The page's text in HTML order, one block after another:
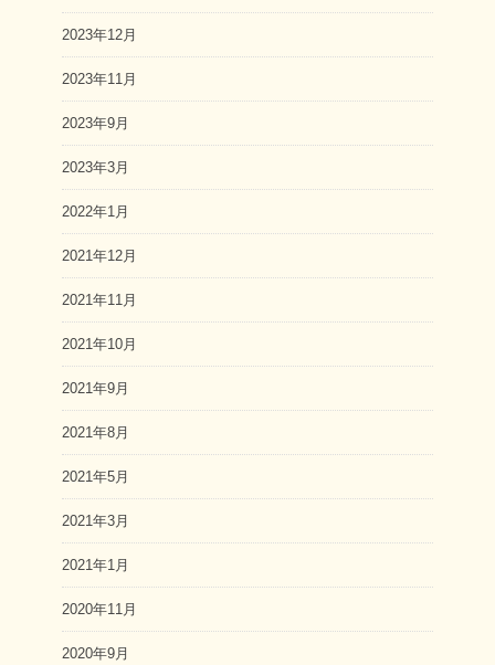
2023年12月
2023年11月
2023年9月
2023年3月
2022年1月
2021年12月
2021年11月
2021年10月
2021年9月
2021年8月
2021年5月
2021年3月
2021年1月
2020年11月
2020年9月